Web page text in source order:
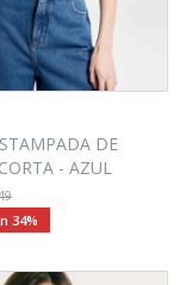
DE
- AZUL
34